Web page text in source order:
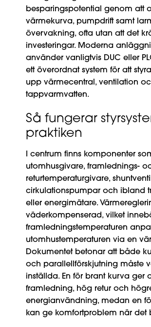
besparingspotential genom att
värmekurva, pumpdrift samt
övervakning, ofta utan att det
investeringar. Moderna
använder vanligtvis DUC eller
ett överordnat system för att
upp värmecentral, ventilation
tappvarmvatten.
Så fungerar
praktiken
I centrum finns komponenter
utomhusgivare, framlednings-
returtemperaturgivare,
cirkulationspumpar och ibland
eller energimätare.
väderkompenserad, vilket
framledningstemperaturen
utomhustemperaturen via en
Dokumentet betonar att både
och parallellförskjutning måste
inställda. En för brant kurva ger
framledning, hög retur och
energianvändning, medan en
kan ge komfortproblem när det